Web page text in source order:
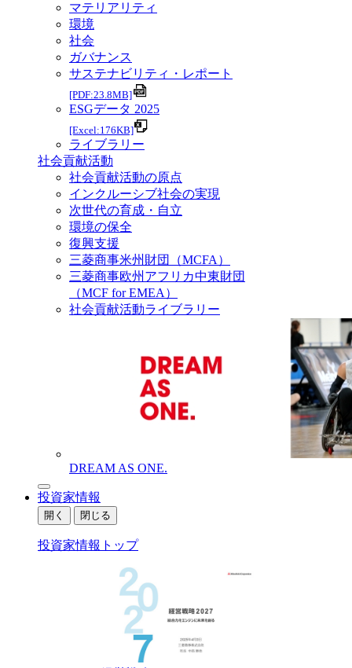
マテリアリティ
環境
社会
ガバナンス
サステナビリティ・レポート
[PDF:23.8MB]
ESGデータ 2025
[Excel:176KB]
ライブラリー
社会貢献活動
社会貢献活動の原点
インクルーシブ社会の実現
次世代の育成・自立
環境の保全
復興支援
三菱商事米州財団（MCFA）
三菱商事欧州アフリカ中東財団
（MCF for EMEA）
社会貢献活動ライブラリー
DREAM AS ONE.
投資家情報
開く 閉じる
投資家情報トップ